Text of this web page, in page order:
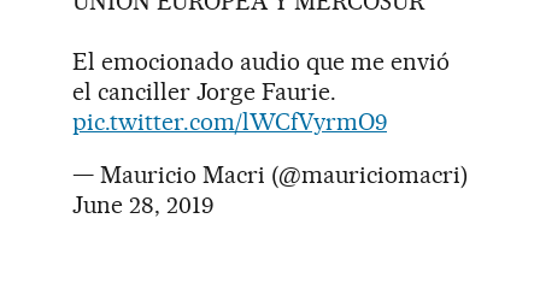
El emocionado audio que me envió
el canciller Jorge Faurie.
pic.twitter.com/lWCfVyrmO9
— Mauricio Macri (@mauriciomacri)
June 28, 2019